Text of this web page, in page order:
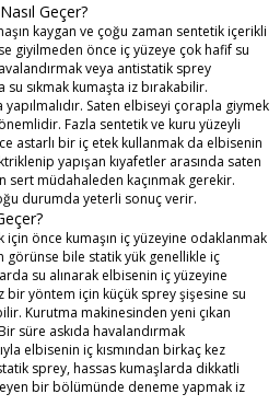
Geçer?
kaygan ve çoğu zaman sentetik içerikli
giyilmeden önce iç yüzeye çok hafif su
veya antistatik sprey
sıkmak kumaşta iz bırakabilir.
Saten elbiseyi çorapla giymek
Fazla sentetik ve kuru yüzeyli
astarlı bir iç etek kullanmak da elbisenin
yapışan kıyafetler arasında saten
sert müdahaleden kaçınmak gerekir.
durumda yeterli sonuç verir.
önce kumaşın iç yüzeyine odaklanmak
görünse bile statik yük genellikle iç
su alınarak elbisenin iç yüzeyine
yöntem için küçük sprey şişesine su
Kurutma makinesinden yeni çıkan
süre askıda havalandırmak
elbisenin iç kısmından birkaç kez
sprey, hassas kumaşlarda dikkatli
bir bölümünde deneme yapmak iz